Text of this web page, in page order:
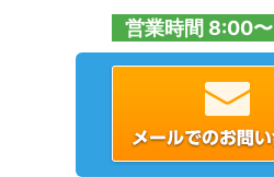
営業時間 8:00